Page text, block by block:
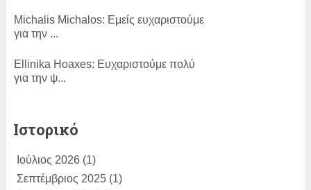
Michalis Michalos: Εμείς ευχαριστούμε
για την ...
Εllinika Ηoaxes: Ευχαριστούμε πολύ
για την ψ...
ΑΚΗΣ ΧΟΥΖΟΥΡΗΣ:
για συζήτησ...
Ιστορικό
Ιούλιος 2026(1)
Σεπτέμβριος 2025(1)